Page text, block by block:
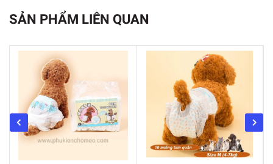
SẢN PHẨM LIÊN QUAN